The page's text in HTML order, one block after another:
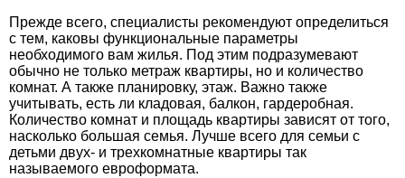
Прежде всего, специалисты рекомендуют определиться
с тем, каковы функциональные параметры
необходимого вам жилья. Под этим подразумевают
обычно не только метраж квартиры, но и количество
комнат. А также планировку, этаж. Важно также
учитывать, есть ли кладовая, балкон, гардеробная.
Количество комнат и площадь квартиры зависят от того,
насколько большая семья. Лучше всего для семьи с
детьми двух- и трехкомнатные квартиры так
называемого евроформата.